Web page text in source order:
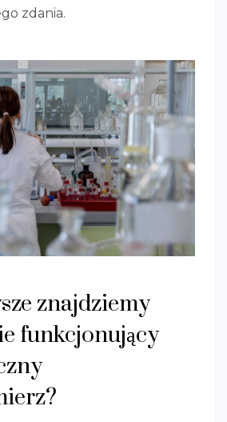
zdania.
znajdziemy
funkcjonujący